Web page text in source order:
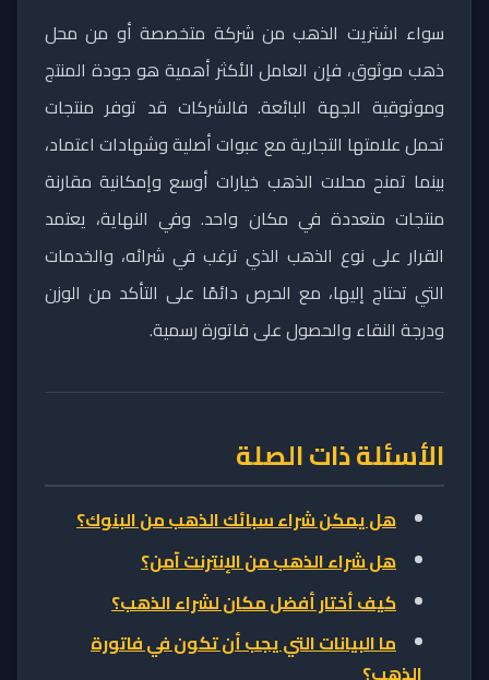
سواء اشتريت الذهب من شركة متخصصة أو من محل
ذهب موثوق، فإن العامل الأكثر أهمية هو جودة المنتج
وموثوقية الجهة البائعة. فالشركات قد توفر منتجات
تحمل علامتها التجارية مع عبوات أصلية وشهادات اعتماد،
بينما تمنح محلات الذهب خيارات أوسع وإمكانية مقارنة
منتجات متعددة في مكان واحد. وفي النهاية، يعتمد
القرار على نوع الذهب الذي ترغب في شرائه، والخدمات
التي تحتاج إليها، مع الحرص دائمًا على التأكد من الوزن
ودرجة النقاء والحصول على فاتورة رسمية.
الأسئلة ذات الصلة
هل يمكن شراء سبائك الذهب من البنوك؟
هل شراء الذهب من الإنترنت آمن؟
كيف أختار أفضل مكان لشراء الذهب؟
ما البيانات التي يجب أن تكون في فاتورة